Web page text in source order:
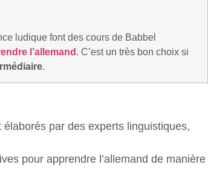
ludique font des cours de Babbel
l’allemand. C’est un très bon choix si
.
par des experts linguistiques,
pour apprendre l’allemand de manière